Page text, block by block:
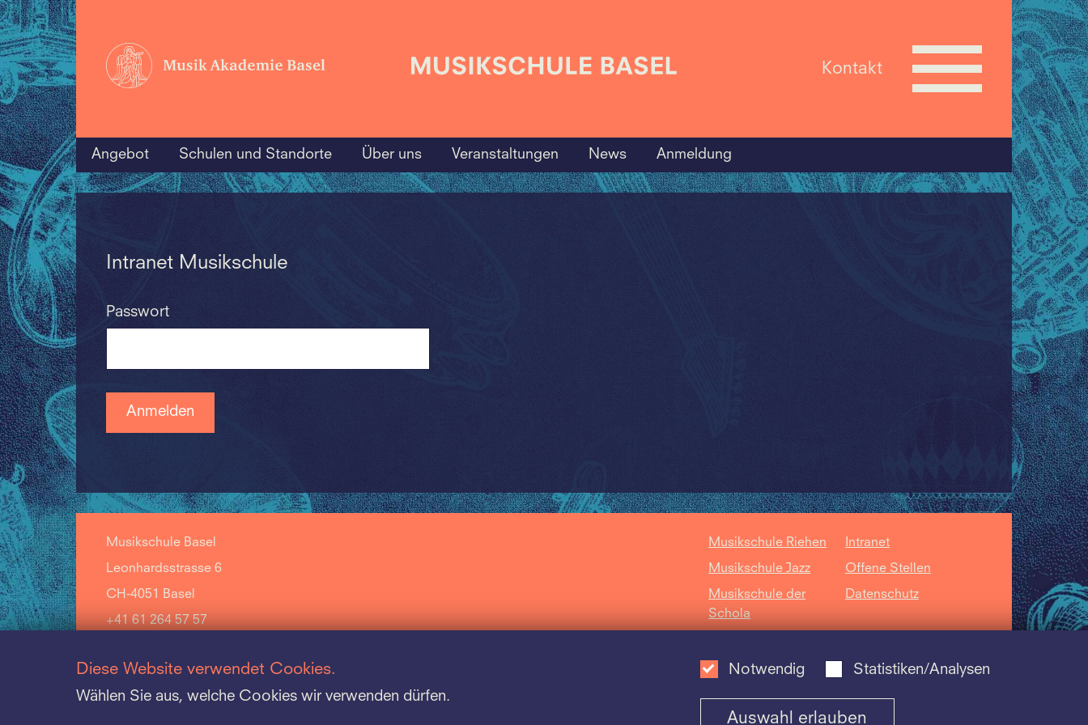
Kontakt
Angebot Schulen und Standorte Über uns Veranstaltungen News Anmeldung
Intranet Musikschule
Passwort
Musikschule Basel
Leonhardsstrasse 6
CH-4051 Basel
+41 61 264 57 57
Musikschule Riehen
Musikschule Jazz
Musikschule der
Schola
Intranet
Offene Stellen
Datenschutz
Diese Website verwendet Cookies.
Wählen Sie aus, welche Cookies wir verwenden dürfen.
Notwendig Statistiken/Analysen
Auswahl erlauben